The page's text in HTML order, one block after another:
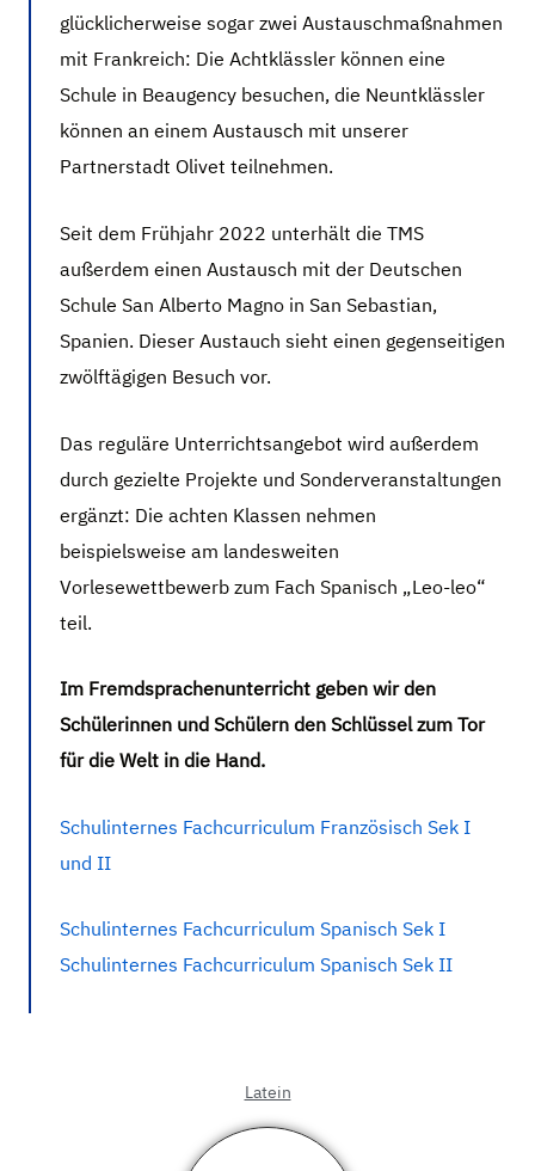
glücklicherweise sogar zwei Austauschmaßnahmen
mit Frankreich: Die Achtklässler können eine
Schule in Beaugency besuchen, die Neuntklässler
können an einem Austausch mit unserer
Partnerstadt Olivet teilnehmen.
Seit dem Frühjahr 2022 unterhält die TMS
außerdem einen Austausch mit der Deutschen
Schule San Alberto Magno in San Sebastian,
Spanien. Dieser Austauch sieht einen gegenseitigen
zwölftägigen Besuch vor.
Das reguläre Unterrichtsangebot wird außerdem
durch gezielte Projekte und Sonderveranstaltungen
ergänzt: Die achten Klassen nehmen
beispielsweise am landesweiten
Vorlesewettbewerb zum Fach Spanisch „Leo-leo“
teil.
Im Fremdsprachenunterricht geben wir den
Schülerinnen und Schülern den Schlüssel zum Tor
für die Welt in die Hand.
Schulinternes Fachcurriculum Französisch Sek I
und II
Schulinternes Fachcurriculum Spanisch Sek I
Schulinternes Fachcurriculum Spanisch Sek II
Latein